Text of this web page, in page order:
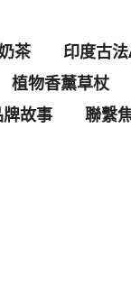
茶 印度古
植物香薰草杖
牌故事
聯繫